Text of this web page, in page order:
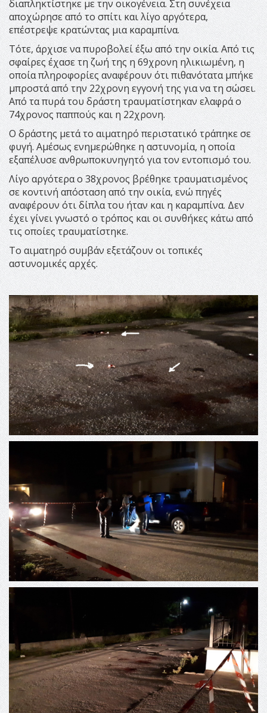
διαπληκτίστηκε με την οικογένεια. Στη συνέχεια
αποχώρησε από το σπίτι και λίγο αργότερα,
επέστρεψε κρατώντας μια καραμπίνα.
Τότε, άρχισε να πυροβολεί έξω από την οικία. Από τις
σφαίρες έχασε τη ζωή της η 69χρονη ηλικιωμένη, η
οποία πληροφορίες αναφέρουν ότι πιθανότατα μπήκε
μπροστά από την 22χρονη εγγονή της για να τη σώσει.
Από τα πυρά του δράστη τραυματίστηκαν ελαφρά ο
74χρονος παππούς και η 22χρονη.
Ο δράστης μετά το αιματηρό περιστατικό τράπηκε σε
φυγή. Αμέσως ενημερώθηκε η αστυνομία, η οποία
εξαπέλυσε ανθρωποκυνηγητό για τον εντοπισμό του.
Λίγο αργότερα ο 38χρονος βρέθηκε τραυματισμένος
σε κοντινή απόσταση από την οικία, ενώ πηγές
αναφέρουν ότι δίπλα του ήταν και η καραμπίνα. Δεν
έχει γίνει γνωστό ο τρόπος και οι συνθήκες κάτω από
τις οποίες τραυματίστηκε.
Το αιματηρό συμβάν εξετάζουν οι τοπικές
αστυνομικές αρχές.